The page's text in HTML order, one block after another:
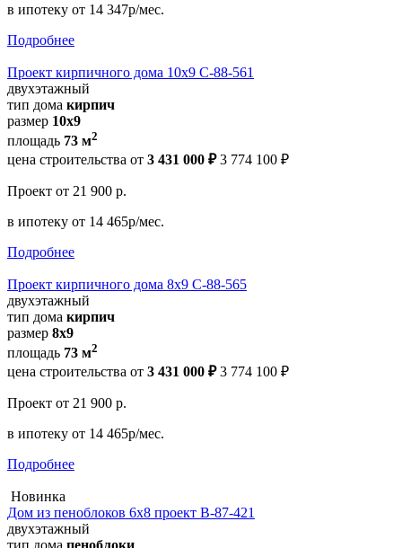
в ипотеку от 14 347р/мес.
Подробнее
Проект кирпичного дома 10х9 С-88-561
двухэтажный
тип дома кирпич
размер 10х9
площадь 73 м2
цена строительства от 3 431 000 ₽ 3 774 100 ₽
Проект от 21 900 р.
в ипотеку от 14 465р/мес.
Подробнее
Проект кирпичного дома 8х9 С-88-565
двухэтажный
тип дома кирпич
размер 8х9
площадь 73 м2
цена строительства от 3 431 000 ₽ 3 774 100 ₽
Проект от 21 900 р.
в ипотеку от 14 465р/мес.
Подробнее
Новинка
Дом из пеноблоков 6х8 проект В-87-421
двухэтажный